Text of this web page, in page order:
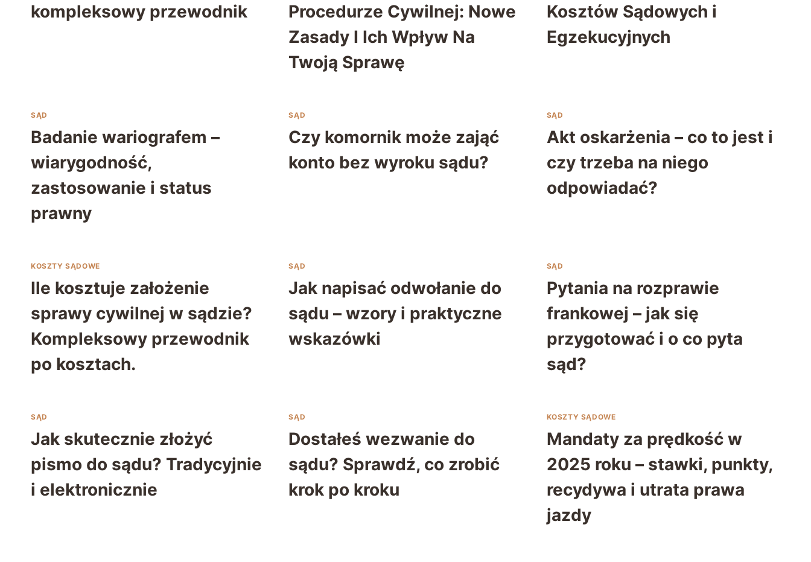
kompleksowy przewodnik
Procedurze Cywilnej: Nowe
Zasady I Ich Wpływ Na
Twoją Sprawę
Kosztów Sądowych i
Egzekucyjnych
SĄD
Badanie wariografem –
wiarygodność,
zastosowanie i status
prawny
SĄD
Czy komornik może zająć
konto bez wyroku sądu?
SĄD
Akt oskarżenia – co to jest i
czy trzeba na niego
odpowiadać?
KOSZTY SĄDOWE
Ile kosztuje założenie
sprawy cywilnej w sądzie?
Kompleksowy przewodnik
po kosztach.
SĄD
Jak napisać odwołanie do
sądu – wzory i praktyczne
wskazówki
SĄD
Pytania na rozprawie
frankowej – jak się
przygotować i o co pyta
sąd?
SĄD
Jak skutecznie złożyć
pismo do sądu? Tradycyjnie
i elektronicznie
SĄD
Dostałeś wezwanie do
sądu? Sprawdź, co zrobić
krok po kroku
KOSZTY SĄDOWE
Mandaty za prędkość w
2025 roku – stawki, punkty,
recydywa i utrata prawa
jazdy